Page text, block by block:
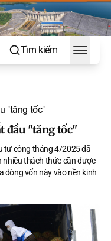
Tìm kiếm
Toggle
đầu "tăng tốc"
tư công tháng 4/2025 đã
nhiều thách thức cần được
dòng vốn này vào nền kinh